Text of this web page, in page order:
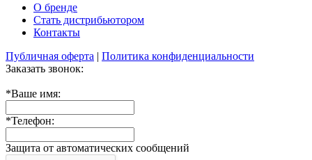
О бренде
Стать дистрибьютором
Контакты
Публичная оферта | Политика конфиденциальности
Заказать звонок:
*Ваше имя:
*Телефон:
Защита от автоматических сообщений